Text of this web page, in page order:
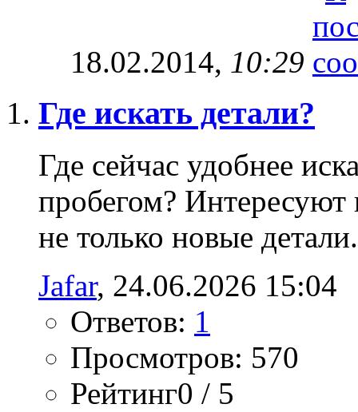
18.02.2014, 10:29
Где искать детали?
Где сейчас удобнее
пробегом? Интересуют
не только новые детали.
Jafar‎, 24.06.2026 15:04
Ответов: 1
Просмотров: 570
Рейтинг0 / 5